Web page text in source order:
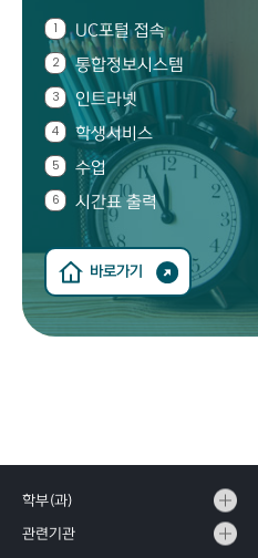
UC포털 접속
통합정보시스템
인트라넷
학생서비스
수업
시간표 출력
바로가기
학부(과)
관련기관